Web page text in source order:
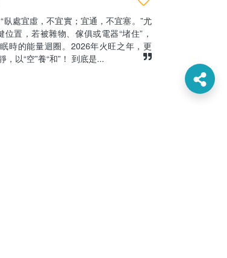
臥處宜虛，不宜實；宜通，不宜塞。”尤
置，若被雜物、傢俱或電器“堵住”，
時的能量迴圈。2026年火旺之年，更
，以“空”養“和”！ 到底是...